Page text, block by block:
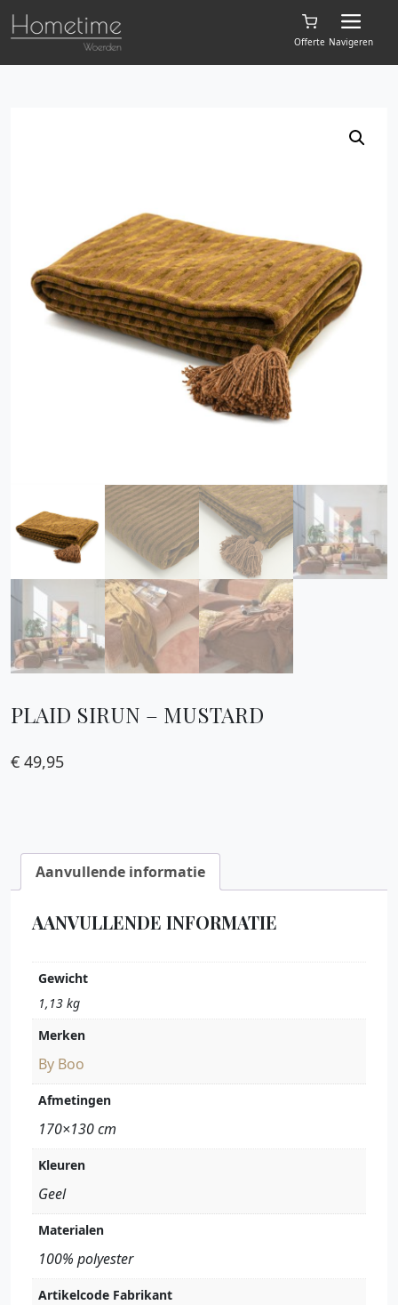
Offerte Navigeren
PLAID SIRUN – MUSTARD
€ 49,95
Aanvullende informatie
AANVULLENDE INFORMATIE
Gewicht
1,13 kg
Merken
By Boo
Afmetingen
170×130 cm
Kleuren
Geel
Materialen
100% polyester
Artikelcode Fabrikant